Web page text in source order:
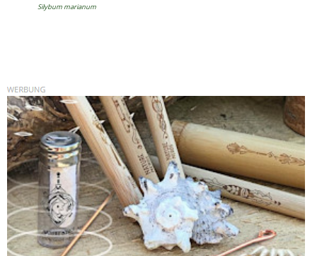
Silybum marianum